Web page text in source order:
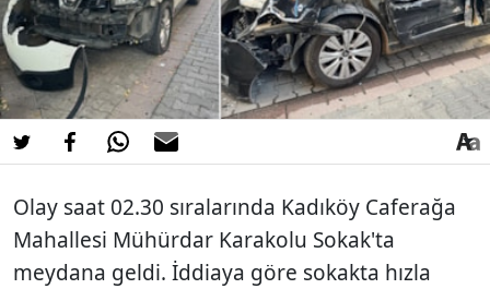
Olay saat 02.30 sıralarında Kadıköy Caferağa
Mahallesi Mühürdar Karakolu Sokak'ta
meydana geldi. İddiaya göre sokakta hızla